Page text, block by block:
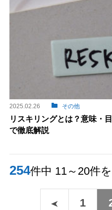
2025.02.26 その他
リスキリングとは？意味・
で徹底解説
254件中 11～20件
1